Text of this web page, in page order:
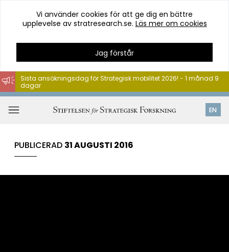
Hoppa
till
innehåll
Vi använder cookies för att ge dig en bättre
upplevelse av stratresearch.se. Läs mer om cookies
Jag förstår
EN
Sista ansökningsdag för Strategisk mobilitet 2026! - 1 månad 9
dagar
PUBLICERAD 31 AUGUSTI 2016